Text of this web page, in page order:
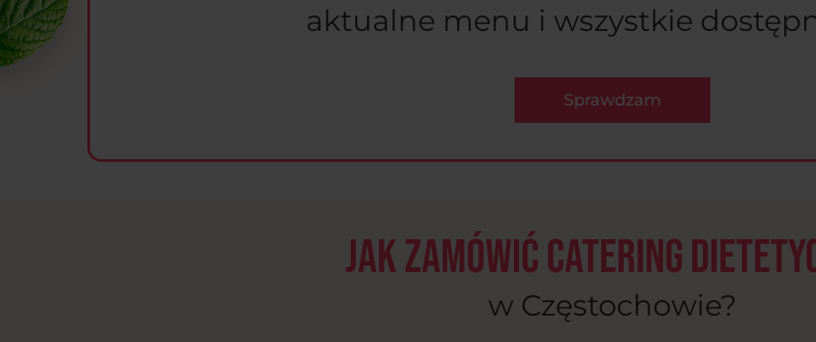
aktualne menu i wszystkie
Sprawdzam
Jak zamówić catering
w Częstochowie?